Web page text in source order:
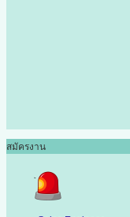
สมัครงาน